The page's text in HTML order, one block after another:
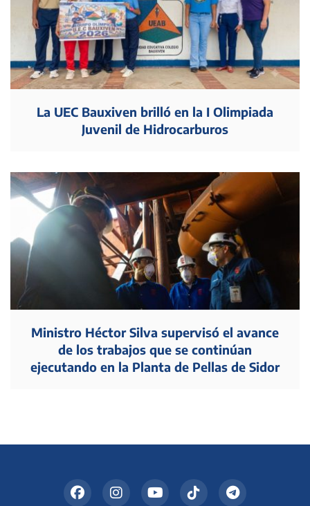
La UEC Bauxiven brilló en la I Olimpiada
Juvenil de Hidrocarburos
Ministro Héctor Silva supervisó el avance
de los trabajos que se continúan
ejecutando en la Planta de Pellas de Sidor